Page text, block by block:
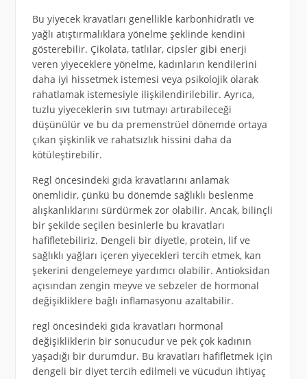
Bu yiyecek kravatları genellikle karbonhidratlı ve
yağlı atıştırmalıklara yönelme şeklinde kendini
gösterebilir. Çikolata, tatlılar, cipsler gibi enerji
veren yiyeceklere yönelme, kadınların kendilerini
daha iyi hissetmek istemesi veya psikolojik olarak
rahatlamak istemesiyle ilişkilendirilebilir. Ayrıca,
tuzlu yiyeceklerin sıvı tutmayı artırabileceği
düşünülür ve bu da premenstrüel dönemde ortaya
çıkan şişkinlik ve rahatsızlık hissini daha da
kötüleştirebilir.
Regl öncesindeki gıda kravatlarını anlamak
önemlidir, çünkü bu dönemde sağlıklı beslenme
alışkanlıklarını sürdürmek zor olabilir. Ancak, bilinçli
bir şekilde seçilen besinlerle bu kravatları
hafifletebiliriz. Dengeli bir diyetle, protein, lif ve
sağlıklı yağları içeren yiyecekleri tercih etmek, kan
şekerini dengelemeye yardımcı olabilir. Antioksidan
açısından zengin meyve ve sebzeler de hormonal
değişikliklere bağlı inflamasyonu azaltabilir.
regl öncesindeki gıda kravatları hormonal
değişikliklerin bir sonucudur ve pek çok kadının
yaşadığı bir durumdur. Bu kravatları hafifletmek için
dengeli bir diyet tercih edilmeli ve vücudun ihtiyaç